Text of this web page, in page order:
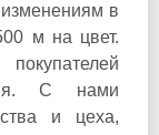
в
м на цвет.
С нами
и цеха,